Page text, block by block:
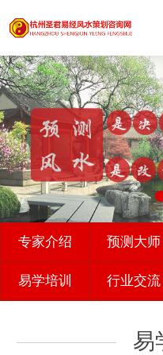
专家介绍 预测大师
易学培训 行业交流
易